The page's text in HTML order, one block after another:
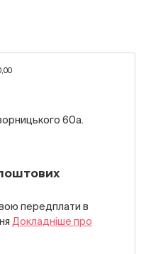
60а.
передплати в
Докладнiше про